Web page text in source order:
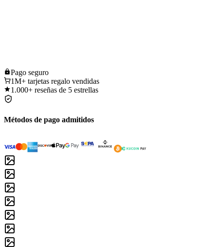
Pago seguro
1M+ tarjetas regalo vendidas
1.000+ reseñas de 5 estrellas
Métodos de pago admitidos